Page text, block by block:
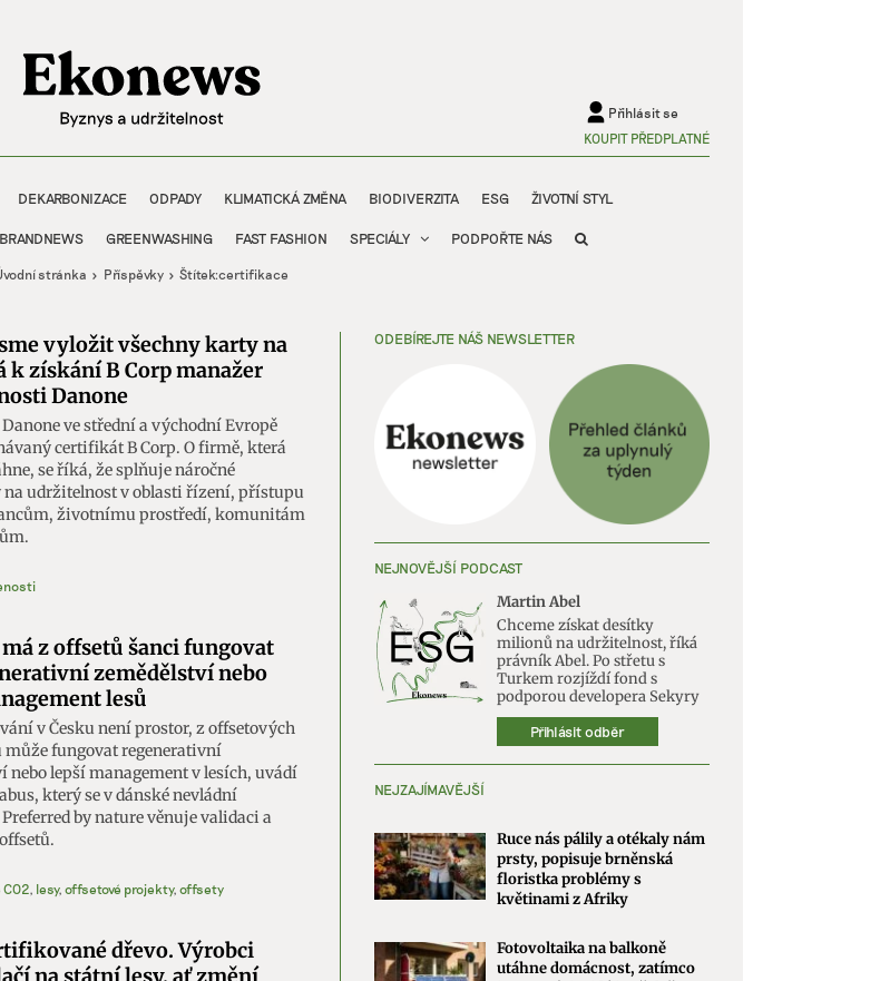
Přihlásit se
KOUPIT PŘEDPLATNÉ
DEKARBONIZACE ODPADY KLIMATICKÁ ZMĚNA BIODIVERZITA ESG ŽIVOTNÍ STYL
BRANDNEWS GREENWASHING FAST FASHION SPECIÁLY PODPOŘTE NÁS
stránka Příspěvky Štítek:certifikace
vyložit všechny karty na
k získání B Corp manažer
Danone
Danone ve střední a východní Evropě
certifikát B Corp. O firmě, která
se říká, že splňuje náročné
na udržitelnost v oblasti řízení, přístupu
životnímu prostředí, komunitám
má z offsetů šanci fungovat
zemědělství nebo
lesů
v Česku není prostor, z offsetových
fungovat regenerativní
nebo lepší management v lesích, uvádí
který se v dánské nevládní
by nature věnuje validaci a
, lesy, offsetové projekty, offsety
dřevo. Výrobci
ODEBÍREJTE NÁŠ NEWSLETTER
NEJNOVĚJŠÍ PODCAST
Martin Abel
Chceme získat desítky
milionů na udržitelnost, říká
právník Abel. Po střetu s
Turkem rozjíždí fond s
podporou developera Sekyry
Přihlásit odběr
NEJZAJÍMAVĚJŠÍ
Ruce nás pálily a otékaly nám
prsty, popisuje brněnská
floristka problémy s
květinami z Afriky
Fotovoltaika na balkoně
utáhne domácnost, zatímco